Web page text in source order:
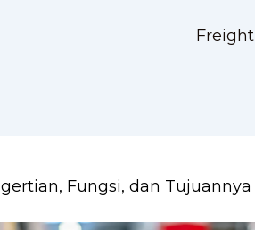
Freight
Fungsi, dan Tujuannya